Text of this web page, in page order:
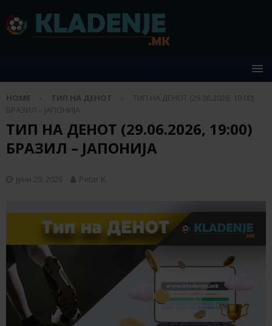
HOME ТИП НА ДЕНОТ
ТИП НА ДЕНОТ (29.06.2026, 19:00)
БРАЗИЛ – ЈАПОНИЈА
ТИП НА ДЕНОТ (29.06.2026, 19:00)
БРАЗИЛ – ЈАПОНИЈА
јуни 29, 2026 Petar K.